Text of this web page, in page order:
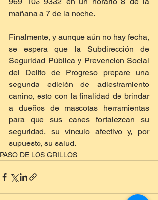
mañana a 7 de la noche.
Finalmente, y aunque aún no hay fecha,
se espera que la Subdirección de
Seguridad Pública y Prevención Social
del Delito de Progreso prepare una
segunda edición de adiestramiento
canino, esto con la finalidad de brindar
a dueños de mascotas herramientas
para que sus canes fortalezcan su
seguridad, su vínculo afectivo y, por
supuesto, su salud.
PASO DE LOS GRILLOS